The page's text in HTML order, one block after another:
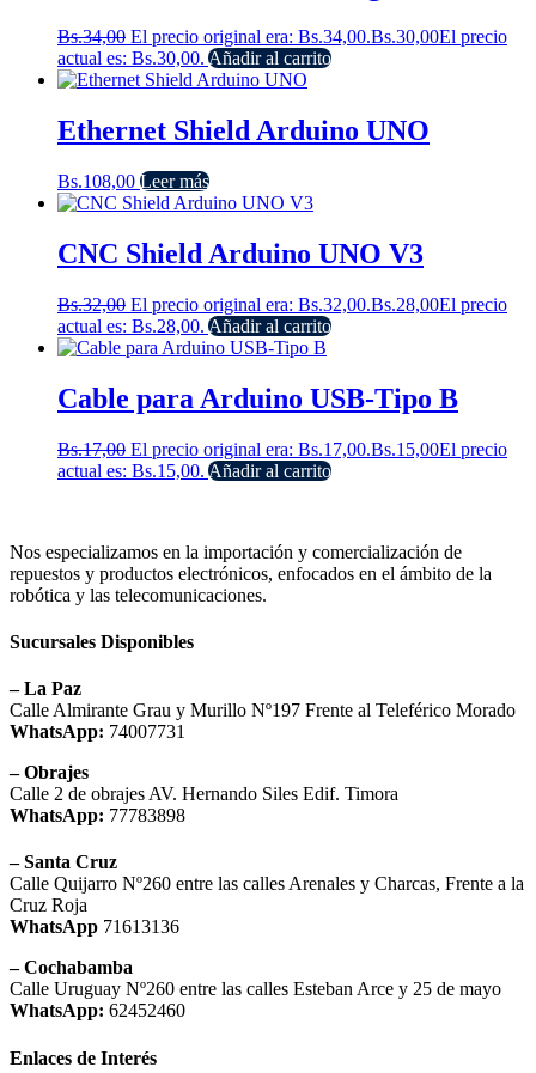
Bs.34,00 El precio original era: Bs.34,00.Bs.30,00El precio
actual es: Bs.30,00. Añadir al carrito
Ethernet Shield Arduino UNO
Bs.108,00 Leer más
CNC Shield Arduino UNO V3
Bs.32,00 El precio original era: Bs.32,00.Bs.28,00El precio
actual es: Bs.28,00. Añadir al carrito
Cable para Arduino USB-Tipo B
Bs.17,00 El precio original era: Bs.17,00.Bs.15,00El precio
actual es: Bs.15,00. Añadir al carrito
Nos especializamos en la importación y comercialización de
repuestos y productos electrónicos, enfocados en el ámbito de la
robótica y las telecomunicaciones.
Sucursales Disponibles
– La Paz
Calle Almirante Grau y Murillo Nº197 Frente al Teleférico Morado
WhatsApp: 74007731
– Obrajes
Calle 2 de obrajes AV. Hernando Siles Edif. Timora
WhatsApp: 77783898
– Santa Cruz
Calle Quijarro Nº260 entre las calles Arenales y Charcas, Frente a la
Cruz Roja
WhatsApp 71613136
– Cochabamba
Calle Uruguay Nº260 entre las calles Esteban Arce y 25 de mayo
WhatsApp: 62452460
Enlaces de Interés